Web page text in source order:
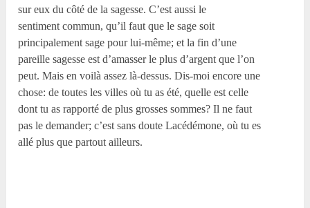
sur eux du côté de la sagesse. C’est aussi le
sentiment commun, qu’il faut que le sage soit
principalement sage pour lui-même; et la fin d’une
pareille sagesse est d’amasser le plus d’argent que l’on
peut. Mais en voilà assez là-dessus. Dis-moi encore une
chose: de toutes les villes où tu as été, quelle est celle
dont tu as rapporté de plus grosses sommes? Il ne faut
pas le demander; c’est sans doute Lacédémone, où tu es
allé plus que partout ailleurs.